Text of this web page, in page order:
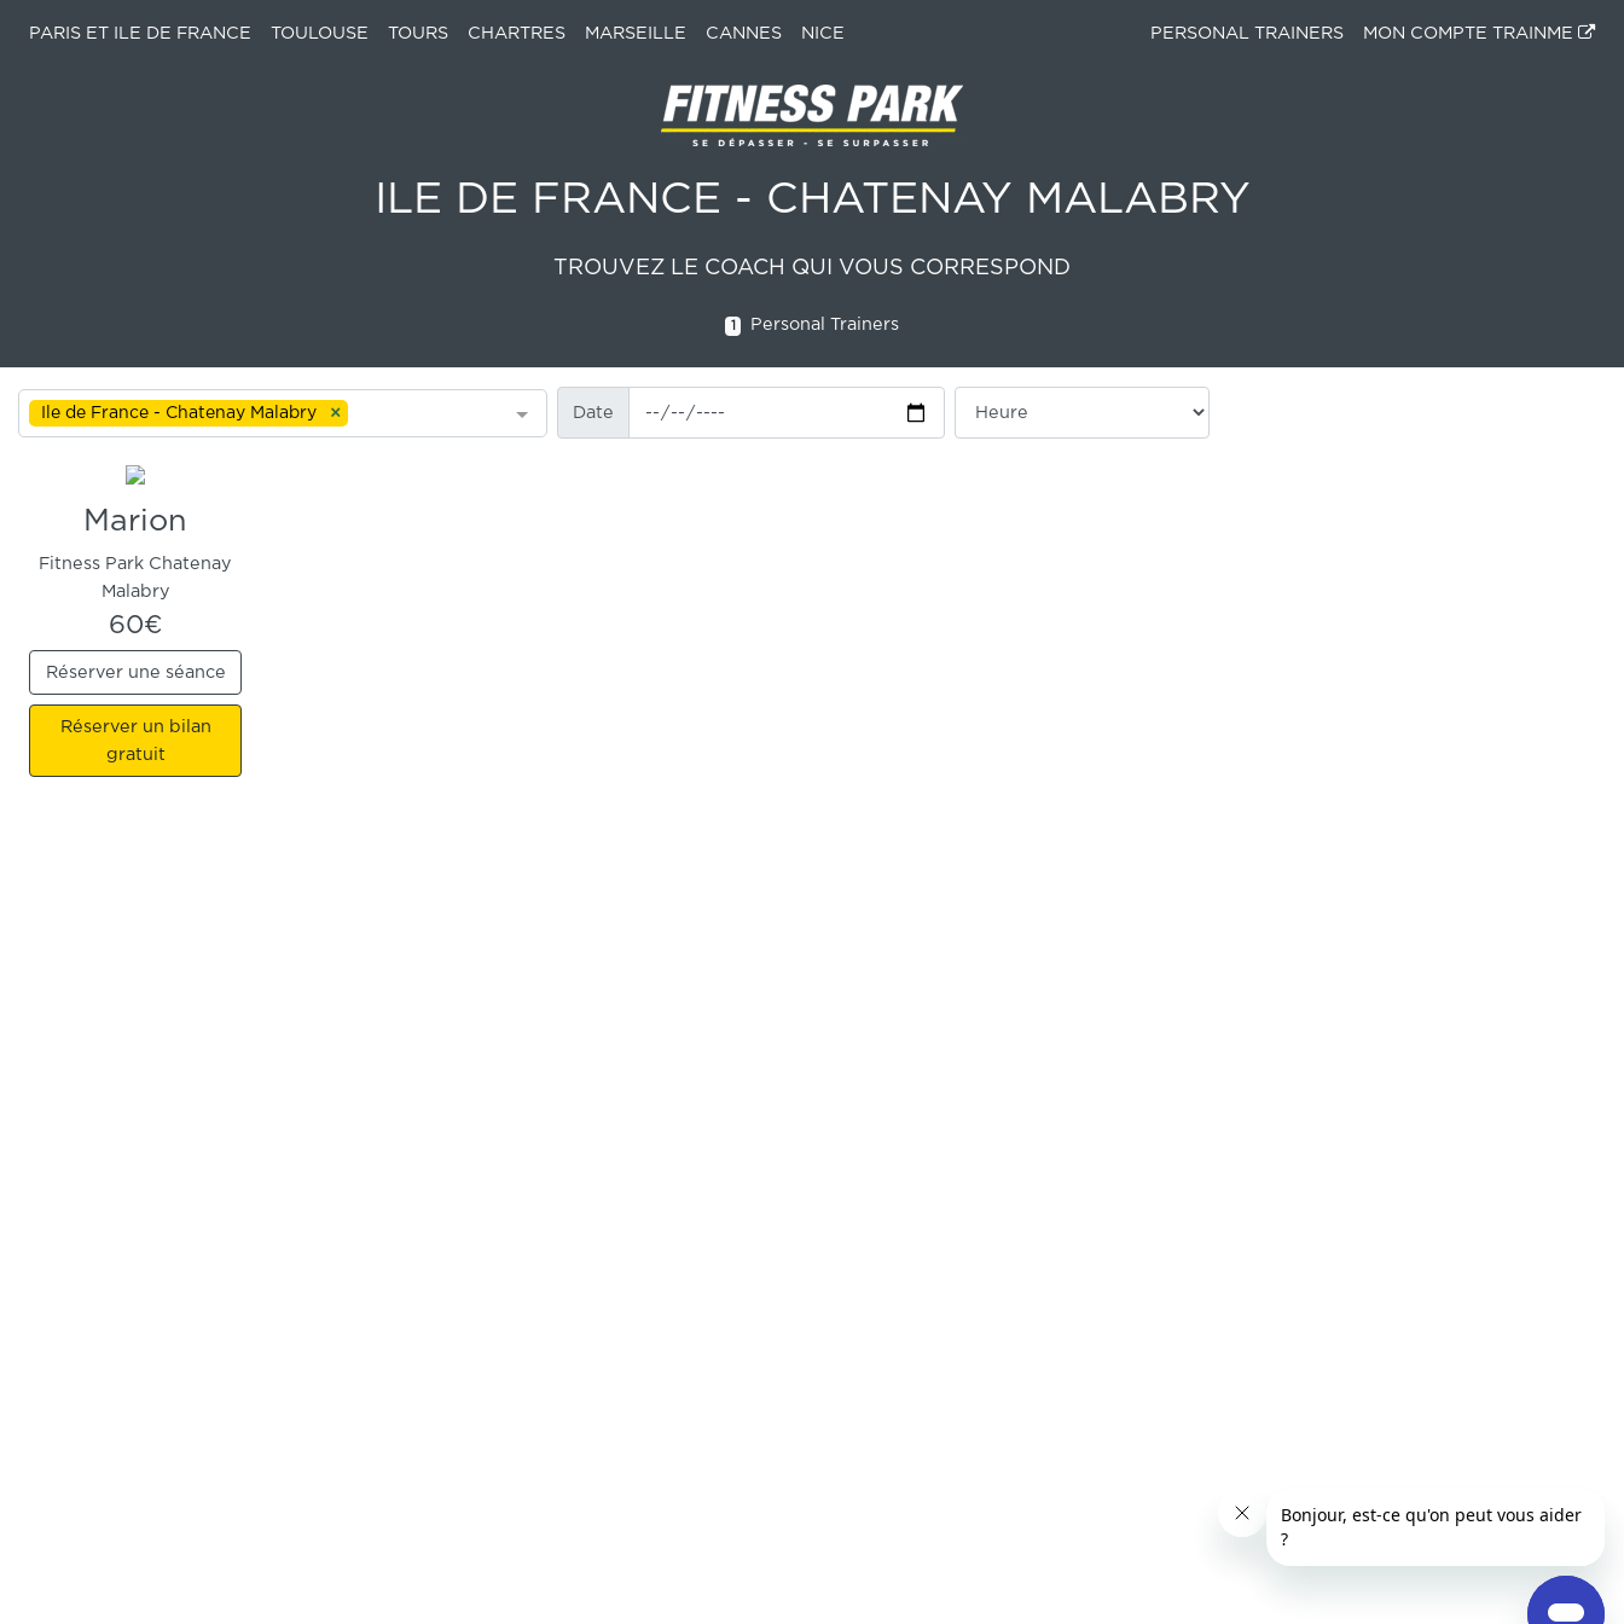
PARIS ET ILE DE FRANCE TOULOUSE TOURS CHARTRES MARSEILLE CANNES NICE PERSONAL TRAINERS MON COMPTE TRAINME
ILE DE FRANCE - CHATENAY MALABRY
TROUVEZ LE COACH QUI VOUS CORRESPOND
1 Personal Trainers
Ile de France - Chatenay Malabry
Date
Date
Heure
Marion
Fitness Park Chatenay
Malabry
60€
Réserver une séance
Réserver un bilan
gratuit